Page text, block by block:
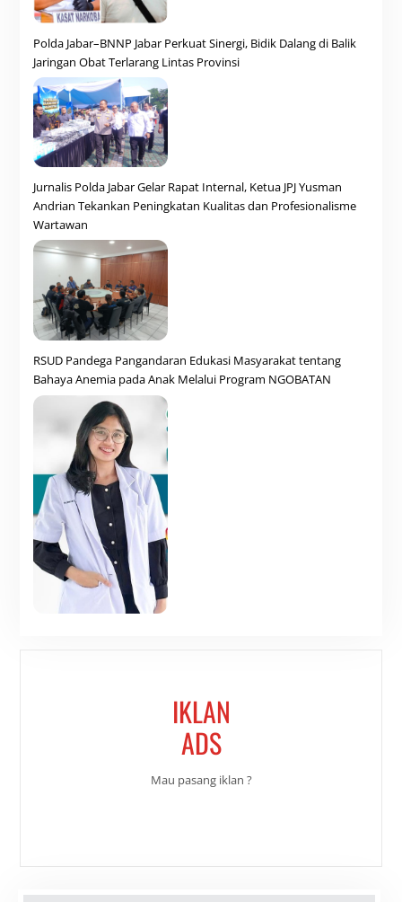
Polda Jabar–BNNP Jabar Perkuat Sinergi, Bidik Dalang di Balik
Jaringan Obat Terlarang Lintas Provinsi
Jurnalis Polda Jabar Gelar Rapat Internal, Ketua JPJ Yusman
Andrian Tekankan Peningkatan Kualitas dan Profesionalisme
Wartawan
RSUD Pandega Pangandaran Edukasi Masyarakat tentang
Bahaya Anemia pada Anak Melalui Program NGOBATAN
IKLAN
ADS
Mau pasang iklan ?